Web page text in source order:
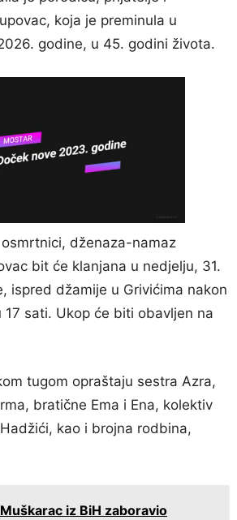
koja je preminula u
godine, u 45. godini života.
dženaza-namaz
bit će klanjana u nedjelju, 31.
ispred džamije u Grivićima nakon
sati. Ukop će biti obavljen na
tugom opraštaju sestra Azra,
bratične Ema i Ena, kolektiv
kao i brojna rodbina,
Muškarac iz BiH zaboravio